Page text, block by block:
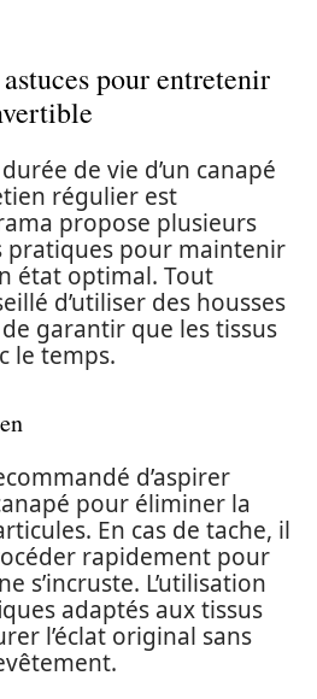
pour entretenir
de vie d’un canapé
régulier est
propose plusieurs
pratiques pour maintenir
état optimal. Tout
d’utiliser des housses
garantir que les tissus
le temps.
d’aspirer
pour éliminer la
En cas de tache, il
rapidement pour
s’incruste. L’utilisation
adaptés aux tissus
l’éclat original sans